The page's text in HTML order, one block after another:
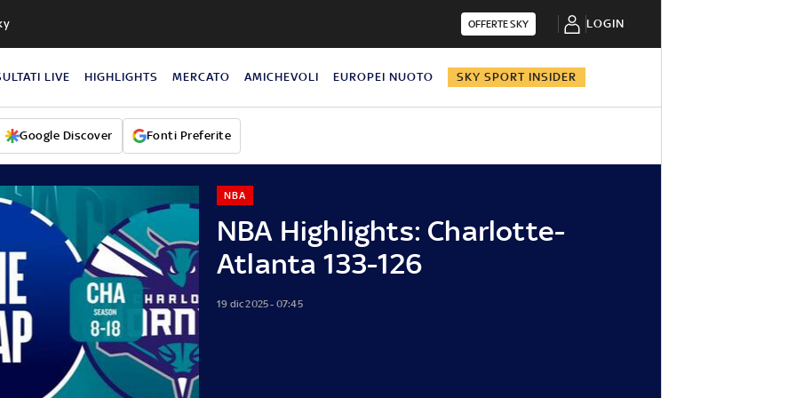
OFFERTE SKY LOGIN
LIVE HIGHLIGHTS MERCATO AMICHEVOLI EUROPEI NUOTO SKY SPORT INSIDER
Google Discover Fonti Preferite
NBA Highlights: Charlotte-
Atlanta 133-126
NBA
19 dic 2025 - 07:45